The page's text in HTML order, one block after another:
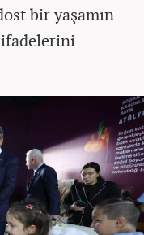
bir yaşamın
ifadelerini